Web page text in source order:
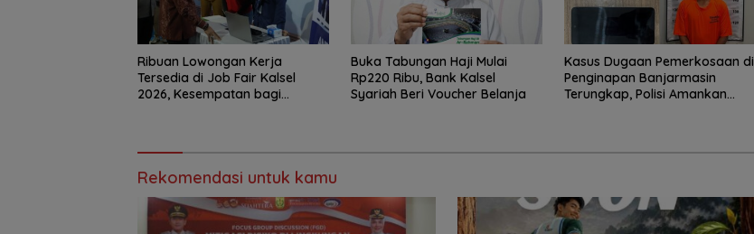
Ribuan Lowongan Kerja
Tersedia di Job Fair Kalsel
2026, Kesempatan bagi
Buka Tabungan Haji Mulai
Rp220 Ribu, Bank Kalsel
Syariah Beri Voucher Belanja
Kasus Dugaan Pemerkosaan di
Penginapan Banjarmasin
Terungkap, Polisi Amankan
Rekomendasi untuk kamu